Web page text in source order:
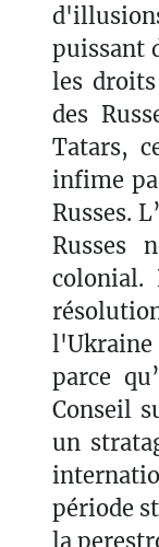
puissant
les
des
Tatars,
infime
Russes.
Russes
colonial.
parce
Conseil
un
période
la